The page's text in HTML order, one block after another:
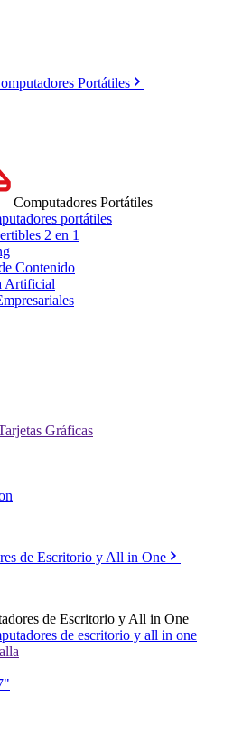
Portátiles
Computadores Portátiles
portátiles
2 en 1
Contenido
Artificial
Gráficas
de Escritorio y All in One
de Escritorio y All in One
de escritorio y all in one